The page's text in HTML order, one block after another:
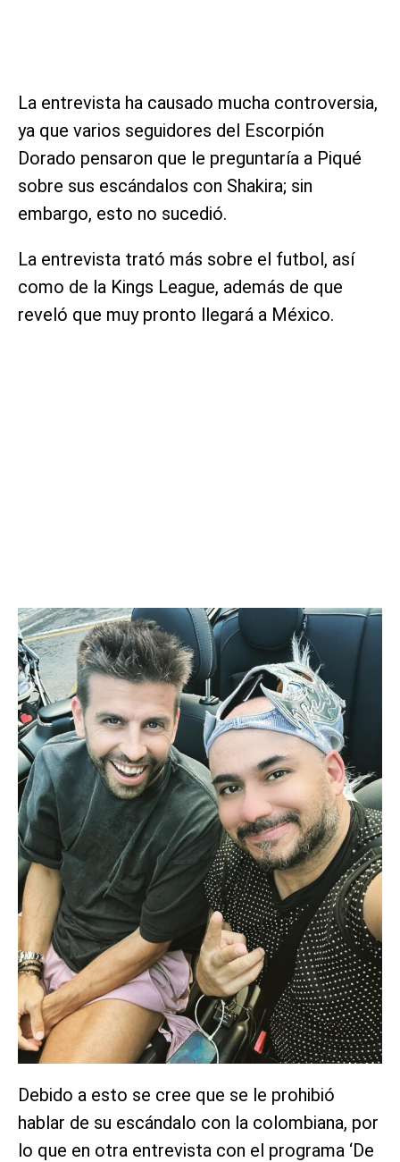
La entrevista ha causado mucha controversia,
ya que varios seguidores del Escorpión
Dorado pensaron que le preguntaría a Piqué
sobre sus escándalos con Shakira; sin
embargo, esto no sucedió.
La entrevista trató más sobre el futbol, así
como de la Kings League, además de que
reveló que muy pronto llegará a México.
Debido a esto se cree que se le prohibió
hablar de su escándalo con la colombiana, por
lo que en otra entrevista con el programa ‘De